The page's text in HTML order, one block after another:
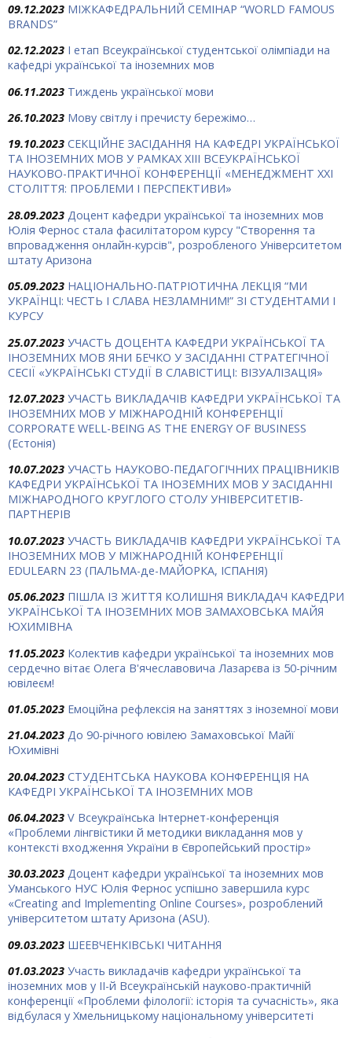
09.12.2023 МІЖКАФЕДРАЛЬНИЙ СЕМІНАР “WORLD FAMOUS
BRANDS”
02.12.2023 І етап Всеукраїнської студентської олімпіади на
кафедрі української та іноземних мов
06.11.2023 Тиждень української мови
26.10.2023 Мову світлу і пречисту бережімо…
19.10.2023 СЕКЦІЙНЕ ЗАСІДАННЯ НА КАФЕДРІ УКРАЇНСЬКОЇ
ТА ІНОЗЕМНИХ МОВ У РАМКАХ ХIII ВСЕУКРАЇНСЬКОЇ
НАУКОВО-ПРАКТИЧНОЇ КОНФЕРЕНЦІЇ «МЕНЕДЖМЕНТ ХХІ
СТОЛІТТЯ: ПРОБЛЕМИ І ПЕРСПЕКТИВИ»
28.09.2023 Доцент кафедри української та іноземних мов
Юлія Фернос стала фасилітатором курсу "Створення та
впровадження онлайн-курсів", розробленого Університетом
штату Аризона
05.09.2023 НАЦІОНАЛЬНО-ПАТРІОТИЧНА ЛЕКЦІЯ “МИ
УКРАЇНЦІ: ЧЕСТЬ І СЛАВА НЕЗЛАМНИМ!” ЗІ СТУДЕНТАМИ І
КУРСУ
25.07.2023 УЧАСТЬ ДОЦЕНТА КАФЕДРИ УКРАЇНСЬКОЇ ТА
ІНОЗЕМНИХ МОВ ЯНИ БЕЧКО У ЗАСІДАННІ СТРАТЕГІЧНОЇ
СЕСІЇ «УКРАЇНСЬКІ СТУДІЇ В СЛАВІСТИЦІ: ВІЗУАЛІЗАЦІЯ»
12.07.2023 УЧАСТЬ ВИКЛАДАЧІВ КАФЕДРИ УКРАЇНСЬКОЇ ТА
ІНОЗЕМНИХ МОВ У МІЖНАРОДНІЙ КОНФЕРЕНЦІЇ
CORPORATE WELL-BEING AS THE ENERGY OF BUSINESS
(Естонія)
10.07.2023 УЧАСТЬ НАУКОВО-ПЕДАГОГІЧНИХ ПРАЦІВНИКІВ
КАФЕДРИ УКРАЇНСЬКОЇ ТА ІНОЗЕМНИХ МОВ У ЗАСІДАННІ
МІЖНАРОДНОГО КРУГЛОГО СТОЛУ УНІВЕРСИТЕТІВ-
ПАРТНЕРІВ
10.07.2023 УЧАСТЬ ВИКЛАДАЧІВ КАФЕДРИ УКРАЇНСЬКОЇ ТА
ІНОЗЕМНИХ МОВ У МІЖНАРОДНІЙ КОНФЕРЕНЦІЇ
EDULEARN 23 (ПАЛЬМА-де-МАЙОРКА, ІСПАНІЯ)
05.06.2023 ПІШЛА ІЗ ЖИТТЯ КОЛИШНЯ ВИКЛАДАЧ КАФЕДРИ
УКРАЇНСЬКОЇ ТА ІНОЗЕМНИХ МОВ ЗАМАХОВСЬКА МАЙЯ
ЮХИМІВНА
11.05.2023 Колектив кафедри української та іноземних мов
сердечно вітає Олега В'ячеславовича Лазарєва із 50-річним
ювілеєм!
01.05.2023 Емоційна рефлексія на заняттях з іноземної мови
21.04.2023 До 90-річного ювілею Замаховської Майї
Юхимівні
20.04.2023 СТУДЕНТСЬКА НАУКОВА КОНФЕРЕНЦІЯ НА
КАФЕДРІ УКРАЇНСЬКОЇ ТА ІНОЗЕМНИХ МОВ
06.04.2023 V Всеукраїнська Інтернет-конференція
«Проблеми лінгвістики й методики викладання мов у
контексті входження України в Європейський простір»
30.03.2023 Доцент кафедри української та іноземних мов
Уманського НУС Юлія Фернос успішно завершила курс
«Creating and Implementing Online Courses», розроблений
університетом штату Аризона (ASU).
09.03.2023 ШЕЕВЧЕНКІВСЬКІ ЧИТАННЯ
01.03.2023 Участь викладачів кафедри української та
іноземних мов у ІІ-й Всеукраїнській науково-практичній
конференції «Проблеми філології: історія та сучасність», яка
відбулася у Хмельницькому національному університеті